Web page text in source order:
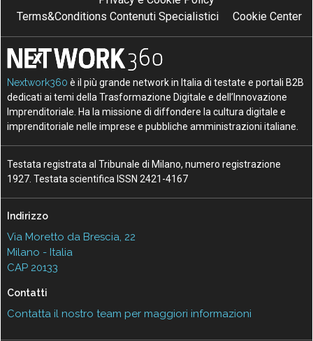
Terms&Conditions Contenuti Specialistici
Cookie Center
Nextwork360 è il più grande network in Italia di testate e portali B2B
dedicati ai temi della Trasformazione Digitale e dell’Innovazione
Imprenditoriale. Ha la missione di diffondere la cultura digitale e
imprenditoriale nelle imprese e pubbliche amministrazioni italiane.
Testata registrata al Tribunale di Milano, numero registrazione
1927. Testata scientifica ISSN 2421-4167
Indirizzo
Via Moretto da Brescia, 22
Milano - Italia
CAP 20133
Contatti
Contatta il nostro team per maggiori informazioni